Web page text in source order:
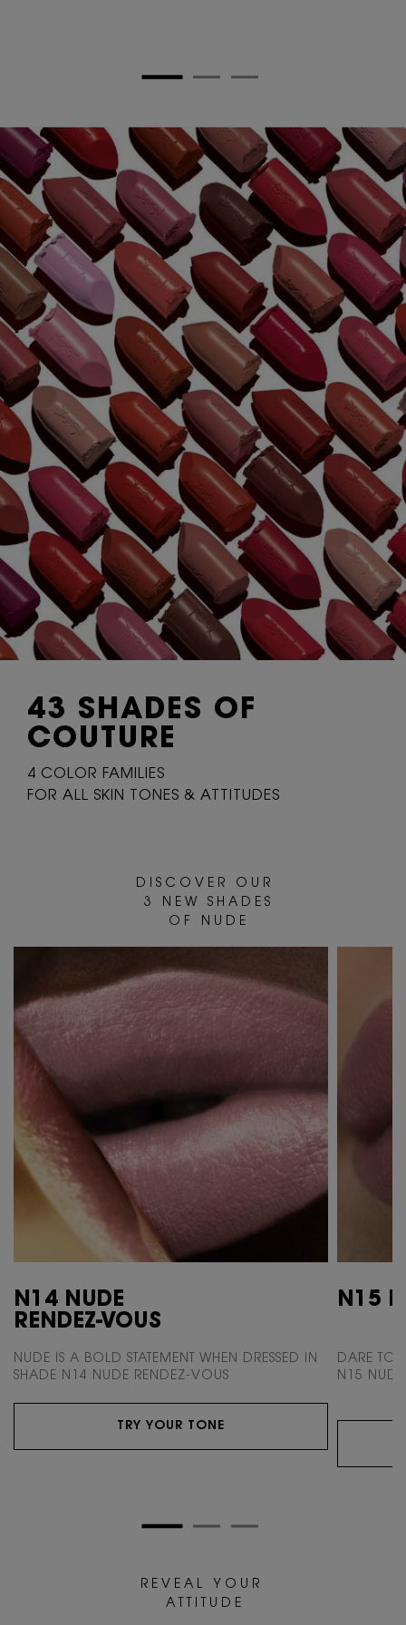
43 SHADES OF
COUTURE
4 COLOR FAMILIES
FOR ALL SKIN TONES & ATTITUDES
D I S C O V E R O U R
3 N E W S H A D E S
O F N U D E
N14 NUDE
RENDEZ-VOUS
NUDE IS A BOLD STATEMENT WHEN DRESSED IN
SHADE N14 NUDE RENDEZ-VOUS
TRY YOUR TONE
N15
DARE TO
N15 NUDE
R E V E A L Y O U R
A T T I T U D E